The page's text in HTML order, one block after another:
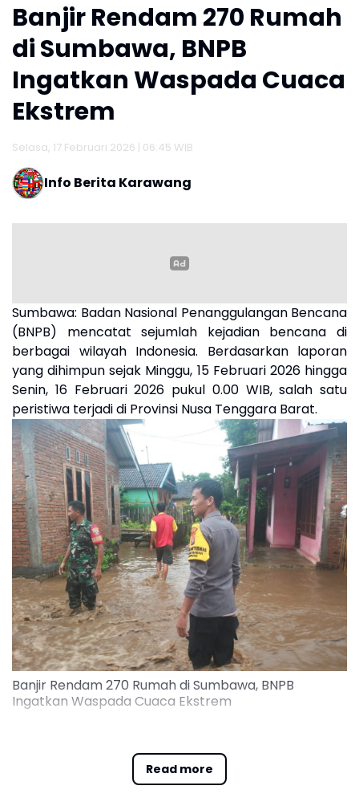
Banjir Rendam 270 Rumah
di Sumbawa, BNPB
Ingatkan Waspada Cuaca
Ekstrem
Selasa, 17 Februari 2026 | 06:45 WIB
Info Berita Karawang
Read more
Sumbawa: Badan Nasional Penanggulangan Bencana
(BNPB) mencatat sejumlah kejadian bencana di
berbagai wilayah Indonesia. Berdasarkan laporan
yang dihimpun sejak Minggu, 15 Februari 2026 hingga
Senin, 16 Februari 2026 pukul 0.00 WIB, salah satu
peristiwa terjadi di Provinsi Nusa Tenggara Barat.
Banjir Rendam 270 Rumah di Sumbawa, BNPB
Ingatkan Waspada Cuaca Ekstrem
pada Sabtu, 14 Februari 2026 sekitar pukul 16.00
WITA. Dua desa terdampak yakni Desa Empang